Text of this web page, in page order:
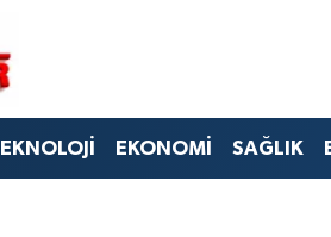
EKONOMİ SAĞLIK